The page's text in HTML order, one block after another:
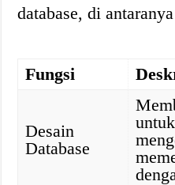
database, di
Fungsi
Desain
Database